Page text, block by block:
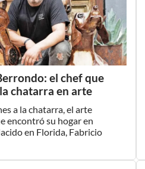
el chef que
chatarra en arte
a la chatarra, el arte
encontró su hogar en
en Florida, Fabricio